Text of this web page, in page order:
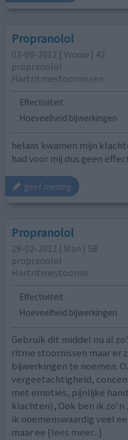
Propranolol
03-09-2012 | Vrouw | 42
propranolol
Hartritmestoornissen
Effectiviteit
Hoeveelheid bijwerkingen
helaas kwamen mijn
had voor mij dus geen
geef mening
Propranolol
29-02-2012 | Man | 58
propranolol
Hartritmestoornis
Effectiviteit
Hoeveelheid bijwerkingen
Gebruik dit middel nu al
ritme stoornissen maar er
bijwerkingen te noemen.
vergeetachtigheid,
met emoties, pijnlijke
klachten), Ook ben ik zo'n
ik noemenswaardig veel
maar ee [lees meer...]